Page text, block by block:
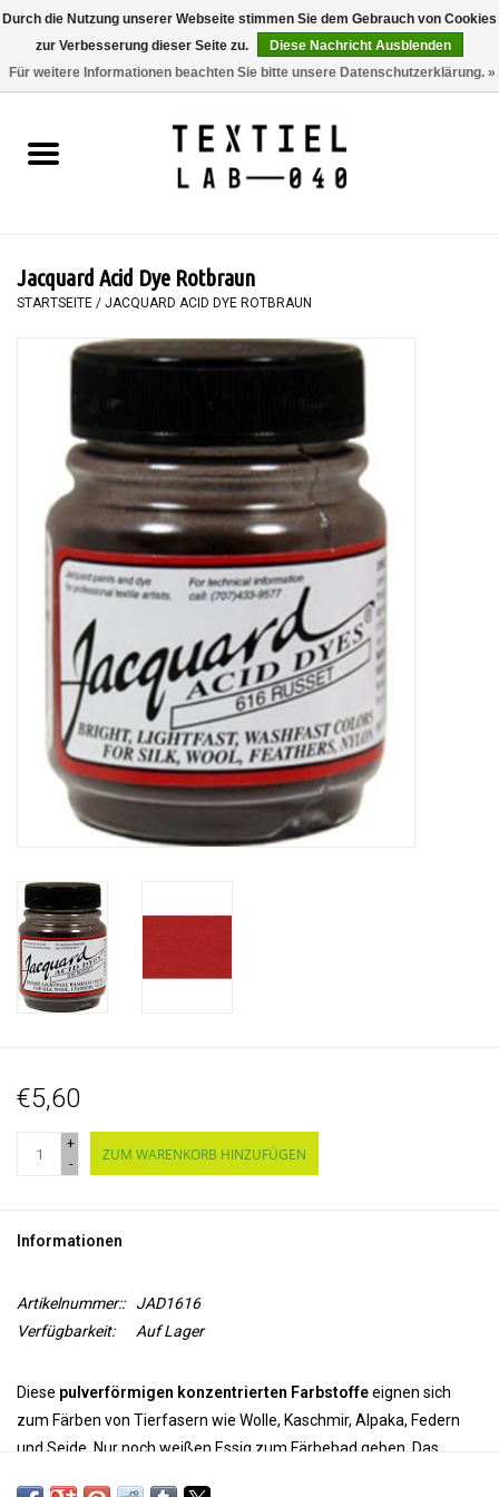
0 Artikel - €0,00
BÜCHER
MALEN
WORKSHOPS
SPECIALS
WERKZEUGE
Jacquard Acid Dye Rotbraun
STARTSEITE / JACQUARD ACID DYE ROTBRAUN
€5,60
+
-
ZUM WARENKORB HINZUFÜGEN
Informationen
Artikelnummer::
JAD1616
Verfügbarkeit:
Auf Lager
Diese pulverförmigen konzentrierten Farbstoffeeignen sich
zum Färben von Tierfasern wie Wolle, Kaschmir, Alpaka, Federn
und Seide. Nur noch weißen Essig zum Färbebad geben. Das
Durch die Nutzung unserer Webseite stimmen Sie dem Gebrauch von Cookies
zur Verbesserung dieser Seite zu.
Diese Nachricht Ausblenden
Für weitere Informationen beachten Sie bitte unsere Datenschutzerklärung. »